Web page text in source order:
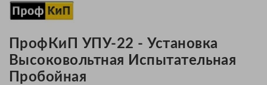
ПрофКиП УПУ-22 - Установка
Высоковольтная Испытательная
Пробойная